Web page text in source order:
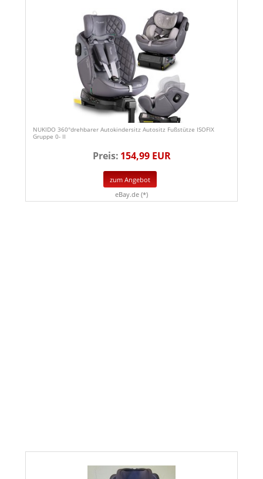
NUKIDO 360°drehbarer Autokindersitz Autositz Fußstütze ISOFIX
Gruppe 0- II
Preis: 154,99 EUR
zum Angebot
eBay.de (*)